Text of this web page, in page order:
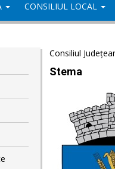
CONSILIUL LOCAL
Consiliul
Stema